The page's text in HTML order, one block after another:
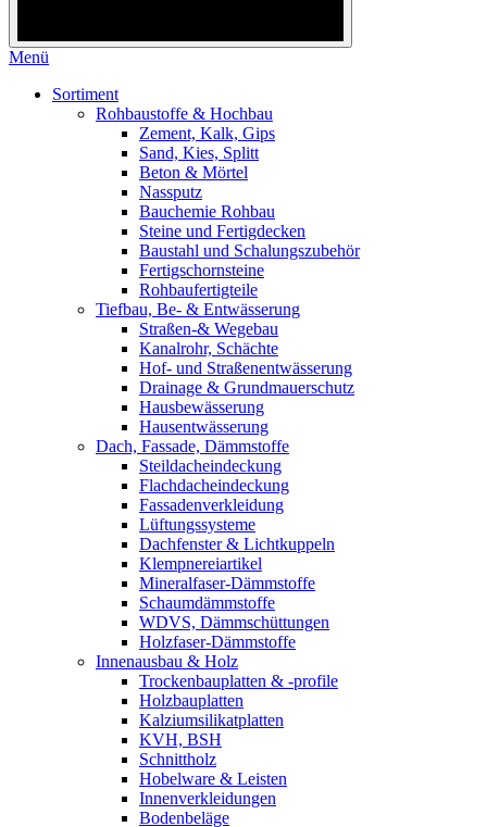
Menü
Sortiment
Rohbaustoffe & Hochbau
Zement, Kalk, Gips
Sand, Kies, Splitt
Beton & Mörtel
Nassputz
Bauchemie Rohbau
Steine und Fertigdecken
Baustahl und Schalungszubehör
Fertigschornsteine
Rohbaufertigteile
Tiefbau, Be- & Entwässerung
Straßen-& Wegebau
Kanalrohr, Schächte
Hof- und Straßenentwässerung
Drainage & Grundmauerschutz
Hausbewässerung
Hausentwässerung
Dach, Fassade, Dämmstoffe
Steildacheindeckung
Flachdacheindeckung
Fassadenverkleidung
Lüftungssysteme
Dachfenster & Lichtkuppeln
Klempnereiartikel
Mineralfaser-Dämmstoffe
Schaumdämmstoffe
WDVS, Dämmschüttungen
Holzfaser-Dämmstoffe
Innenausbau & Holz
Trockenbauplatten & -profile
Holzbauplatten
Kalziumsilikatplatten
KVH, BSH
Schnittholz
Hobelware & Leisten
Innenverkleidungen
Bodenbeläge